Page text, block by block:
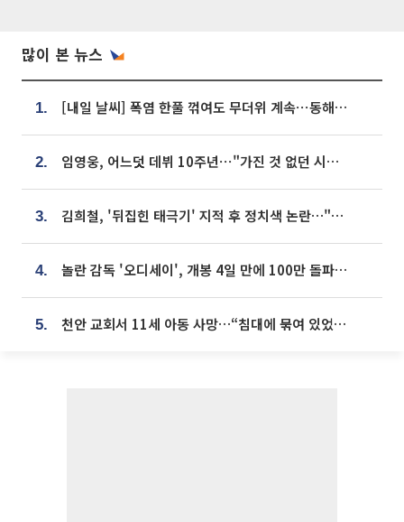
많이 본 뉴스
1. [내일 날씨] 폭염 한풀 꺾여도 무더위 계속⋯동해안 이틀 연속 비
2. 임영웅, 어느덧 데뷔 10주년⋯"가진 것 없던 시절, 내 앞엔 20명의 팬뿐"
3. 김희철, '뒤집힌 태극기' 지적 후 정치색 논란…"좌우 떠나 우리나라 국기"
4. 놀란 감독 '오디세이', 개봉 4일 만에 100만 돌파⋯'왕사남' 보다 빠르다
5. 천안 교회서 11세 아동 사망…“침대에 묶여 있었다” 진술 확보